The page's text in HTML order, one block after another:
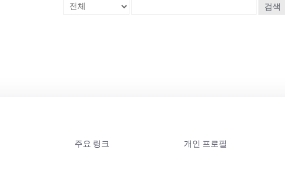
검색
주요 링크 개인 프로필